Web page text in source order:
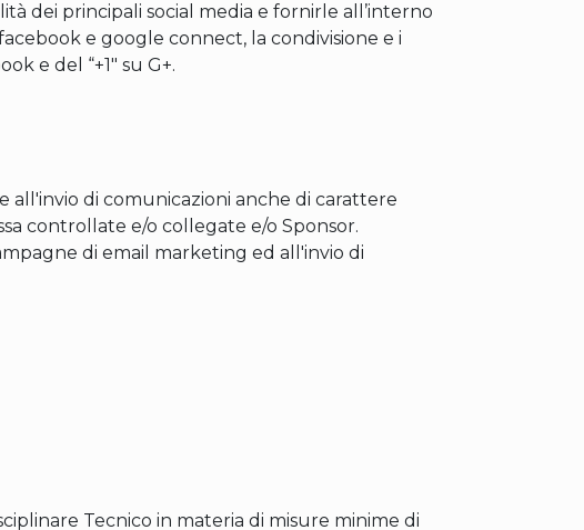
dei principali social media e fornirle all’interno
e google connect, la condivisione e i
e del “+1″ su G+.
all'invio di comunicazioni anche di carattere
controllate e/o collegate e/o Sponsor.
di email marketing ed all'invio di
Tecnico in materia di misure minime di